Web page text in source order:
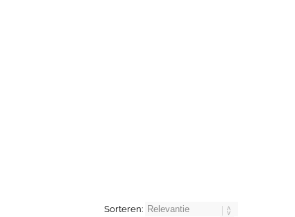
Sorteren: